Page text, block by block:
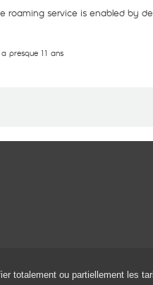
roaming service is enabled by
presque 11 ans
totalement ou partiellement les